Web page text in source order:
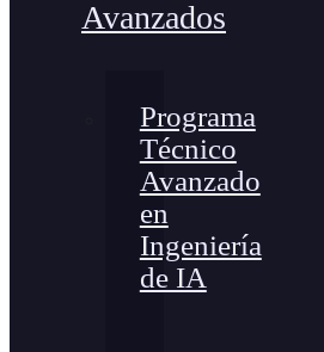
Avanzados
Programa
Técnico
Avanzado
en
Ingeniería
de IA